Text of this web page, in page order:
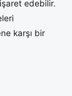
edebilir.
karşı bir